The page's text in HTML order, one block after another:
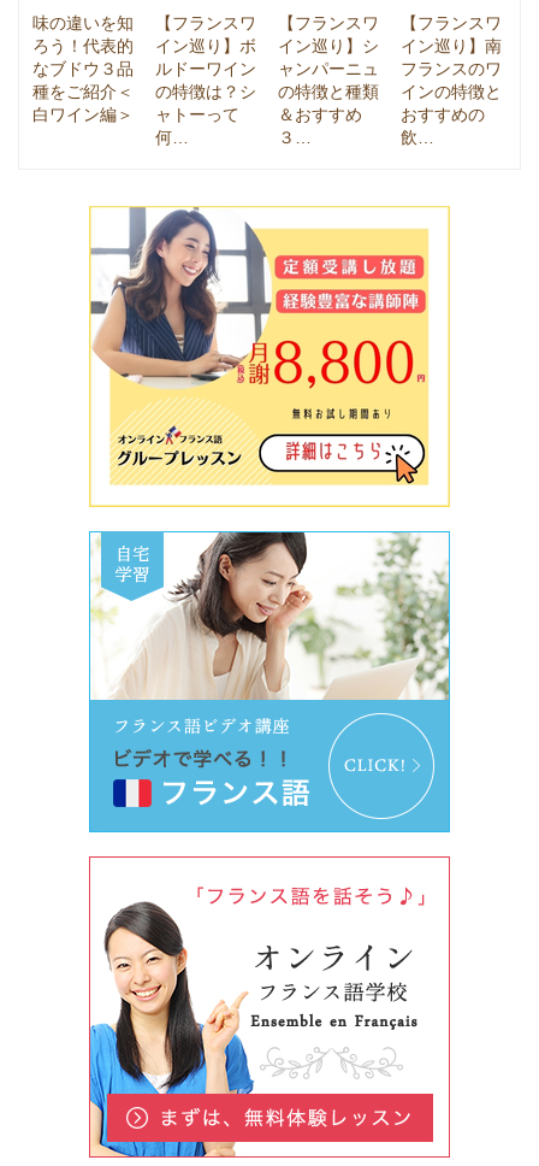
味の違いを知
ろう！代表的
なブドウ３品
種をご紹介＜
白ワイン編＞
【フランスワ
イン巡り】ボ
ルドーワイン
の特徴は？シ
ャトーって
何…
【フランスワ
イン巡り】シ
ャンパーニュ
の特徴と種類
＆おすすめ
３…
【フランスワ
イン巡り】南
フランスのワ
インの特徴と
おすすめの
飲…